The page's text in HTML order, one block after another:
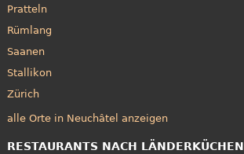
Pratteln
Rümlang
Saanen
Stallikon
Zürich
alle Orte in Neuchâtel anzeigen
RESTAURANTS NACH LÄNDERKÜCHEN